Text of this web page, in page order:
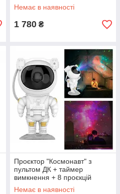
Немає в наявності
1 780 ₴
Проєктор "Космонавт" з
пультом ДК + таймер
вимкнення + 8 проєкцій
3DTOYSLAMP
Немає в наявності